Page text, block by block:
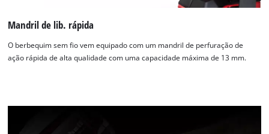
Mandril de lib. rápida
O berbequim sem fio vem equipado com um mandril de perfuração de
ação rápida de alta qualidade com uma capacidade máxima de 13 mm.